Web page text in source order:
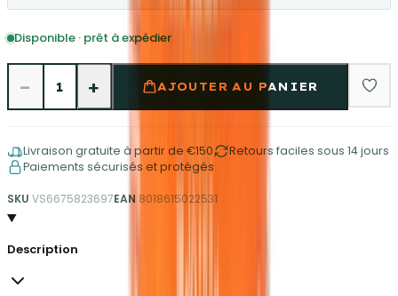
Disponible · prêt à expédier
− 1 + AJOUTER AU PANIER
Livraison gratuite à partir de €150
Retours faciles sous 14 jours
Paiements sécurisés et protégés
SKU VS6675823697EAN 8018615022531
Description